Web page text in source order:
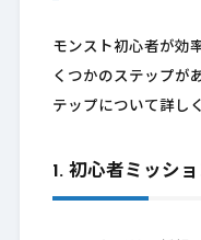
モンスト初心者が効
くつかのステップが
テップについて詳し
1. 初心者ミッシ